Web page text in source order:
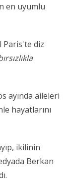
en uyumlu
Paris'te diz
ayında aileleri
hayatlarını
ikilinin
Berkan